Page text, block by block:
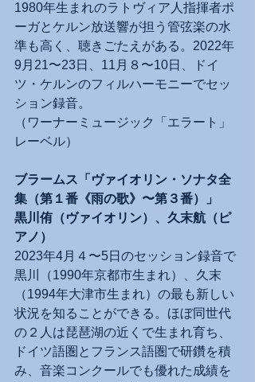
1980年生まれのラトヴィア人指揮者ポ
ーガとケルン放送響が担う管弦楽の水
準も高く、聴きごたえがある。2022年
9月21〜23日、11月８〜10日、ドイ
ツ・ケルンのフィルハーモニーでセッ
ション録音。
（ワーナーミュージック「エラート」
レーベル）
ブラームス「ヴァイオリン・ソナタ全
集（第１番《雨の歌》〜第３番）」
黒川侑（ヴァイオリン）、久末航（ピ
アノ）
2023年4月４〜5日のセッション録音で
黒川（1990年京都市生まれ）、久末
（1994年大津市生まれ）の最も新しい
状況を知ることができる。ほぼ同世代
の２人は琵琶湖の近くで生まれ育ち、
ドイツ語圏とフランス語圏で研鑽を積
み、音楽コンクールでも優れた成績を